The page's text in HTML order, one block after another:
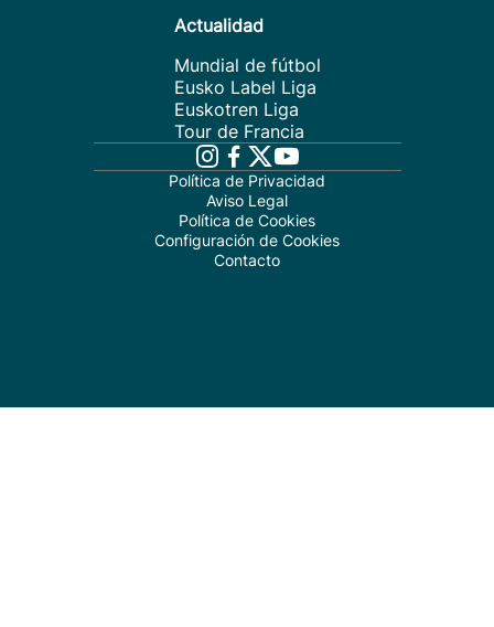
Actualidad
Mundial de fútbol
Eusko Label Liga
Euskotren Liga
Tour de Francia
Política de Privacidad
Aviso Legal
Política de Cookies
Configuración de Cookies
Contacto